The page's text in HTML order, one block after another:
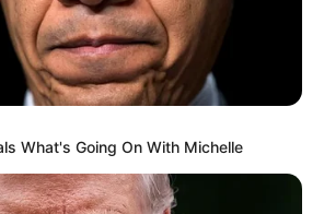
What's Going On With Michelle